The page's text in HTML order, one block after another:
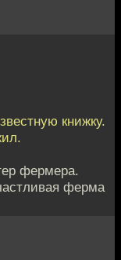
книжку.
фермера.
ферма